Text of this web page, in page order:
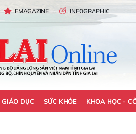
EMAGAZINE INFOGRAPHIC
GIÁO DỤC SỨC KHỎE KHOA HỌC -